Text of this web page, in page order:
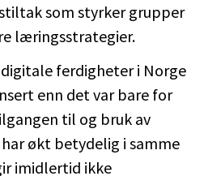
som styrker grupper
læringsstrategier.
ferdigheter i Norge
enn det var bare for
til og bruk av
økt betydelig i samme
imidlertid ikke